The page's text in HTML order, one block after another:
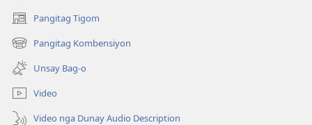
Pangitag Tigom
(mo-
open
ug
bag-
ong
window)
Pangitag Kombensiyon
(mo-
open
ug
bag-
ong
window)
Unsay Bag-o
Video
Video nga Dunay Audio Description